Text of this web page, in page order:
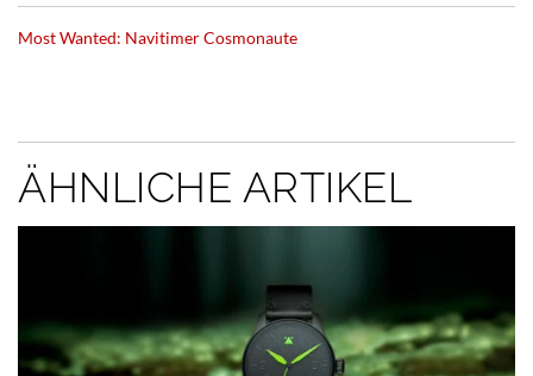
Most Wanted: Navitimer Cosmonaute
ÄHNLICHE ARTIKEL